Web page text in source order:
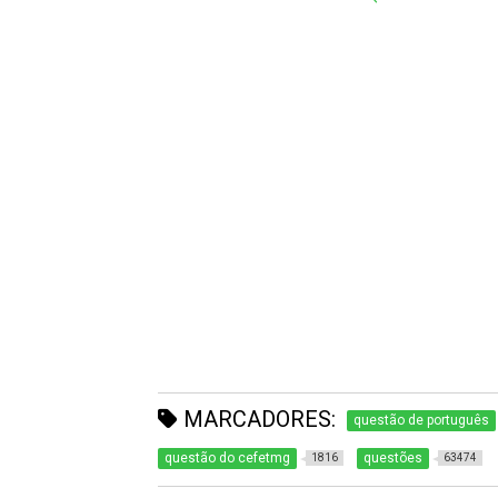
MARCADORES: questão de português
questão do cefetmg 1816 questões 63474